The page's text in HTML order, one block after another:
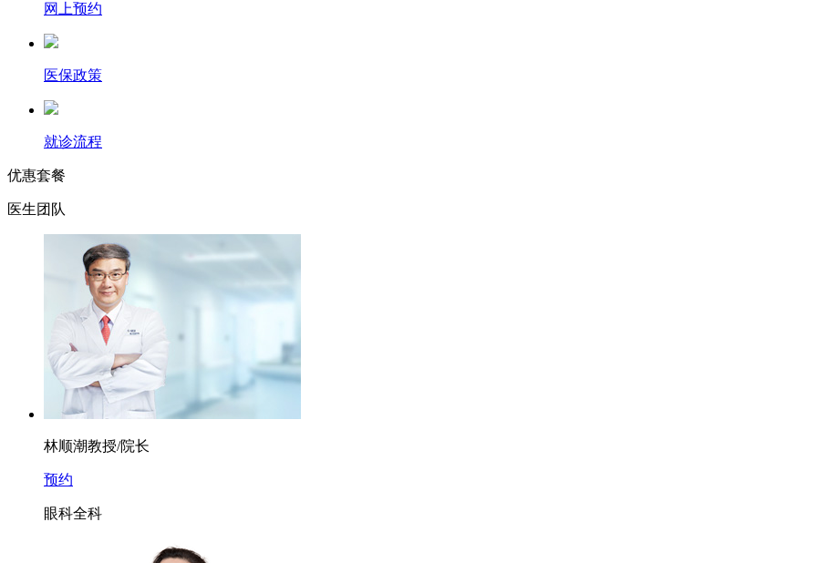
网上预约
医保政策
就诊流程
优惠套餐
医生团队
林顺潮教授/院长
预约
眼科全科